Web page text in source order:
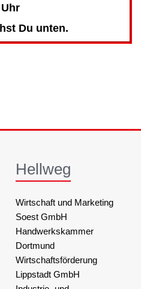
Du unten.
Hellweg
Wirtschaft und Marketing
Soest GmbH
Handwerkskammer
Dortmund
Wirtschaftsförderung
Lippstadt GmbH